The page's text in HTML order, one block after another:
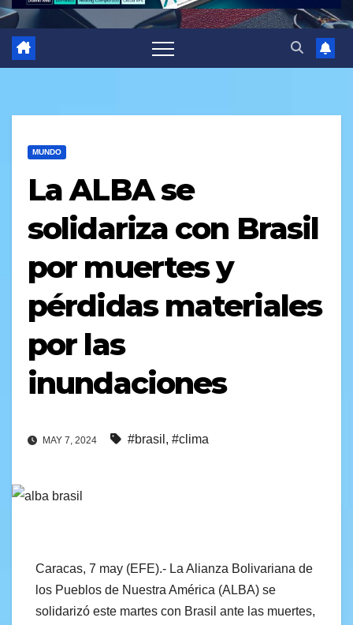
MUNDO
La ALBA se
solidariza con Brasil
por muertes y
pérdidas materiales
por las
inundaciones
MAY 7, 2024 #brasil , #clima
Caracas, 7 may (EFE).- La Alianza Bolivariana de
los Pueblos de Nuestra América (ALBA) se
solidarizó este martes con Brasil ante las muertes,